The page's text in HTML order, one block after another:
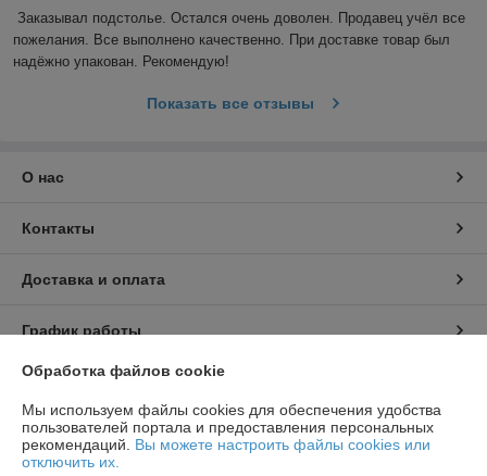
Заказывал подстолье. Остался очень доволен. Продавец учёл все
пожелания. Все выполнено качественно. При доставке товар был
надёжно упакован. Рекомендую!
Показать все отзывы
О нас
Контакты
Доставка и оплата
График работы
Полная версия сайта
Политика обработки cookies
Обработка файлов cookie
Мы используем файлы cookies для обеспечения удобства
пользователей портала и предоставления персональных
рекомендаций. Вы можете настроить файлы cookies или
отключить их.